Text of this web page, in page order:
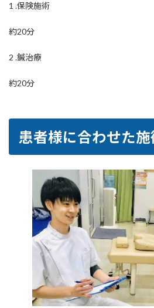
1 .保険施術
約20分
2 .鍼治療
約20分
患者様に合わせた施